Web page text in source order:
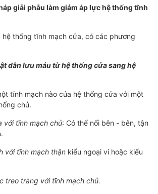
giải phẫu làm giảm áp lực hệ thống tĩnh
thống tĩnh mạch cửa, có các phương
dẫn lưu máu từ hệ thống cửa sang hệ
tĩnh mạch nào của hệ thống cửa với một
chủ.
với tĩnh mạch chủ: Có thể nối bên - bên, tận
với tĩnh mạch thận kiểu ngoại vi hoặc kiểu
treo tràng với tĩnh mạch chủ.